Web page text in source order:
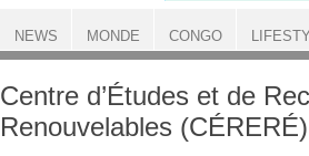
ACCUEIL
Centre d’Études et de
Renouvelables (CÉRERÉ)
NEWS MONDE CONGO